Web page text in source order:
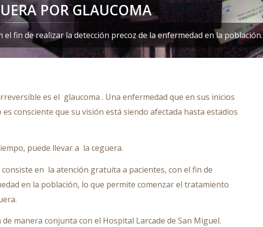
POR GLAUCOMA
fin de realizar la detección precoz de la enfermedad en la población.
es el glaucoma . Una enfermedad que en sus inicios
consciente que su visión está siendo afectada hasta estadios
puede llevar a la ceguera.
en la atención gratuita a pacientes, con el fin de
en la población, lo que permite comenzar el tratamiento
manera conjunta con el Hospital Larcade de San Miguel.